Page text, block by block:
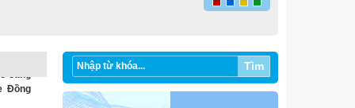
Tìm
nghệ
cùng
Đồng